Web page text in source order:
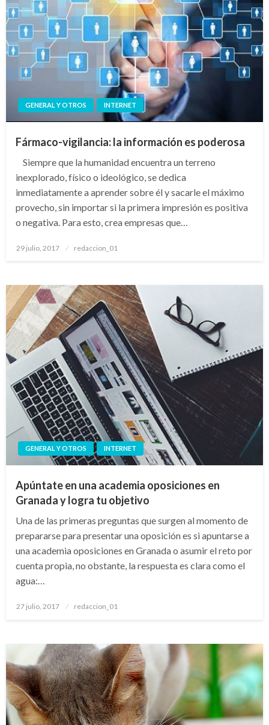
GENERAL Y OTROS INTERNET
Fármaco-vigilancia: la información es poderosa
Siempre que la humanidad encuentra un terreno
inexplorado, físico o ideológico, se dedica
inmediatamente a aprender sobre él y sacarle el máximo
provecho, sin importar si la primera impresión es positiva
o negativa. Para esto, crea empresas que…
Publicado
29 julio, 2017 redaccion_01
GENERAL Y OTROS INTERNET
Apúntate en una academia oposiciones en
Granada y logra tu objetivo
Una de las primeras preguntas que surgen al momento de
prepararse para presentar una oposición es si apuntarse a
una academia oposiciones en Granada o asumir el reto por
cuenta propia, no obstante, la respuesta es clara como el
agua:…
Publicado
27 julio, 2017 redaccion_01